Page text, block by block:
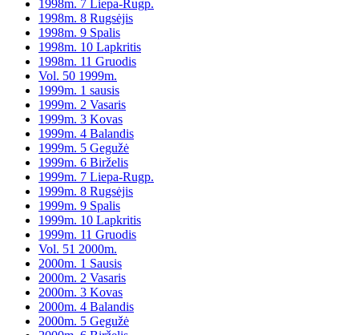
1998m. 7 Liepa-Rugp.
1998m. 8 Rugsėjis
1998m. 9 Spalis
1998m. 10 Lapkritis
1998m. 11 Gruodis
Vol. 50 1999m.
1999m. 1 sausis
1999m. 2 Vasaris
1999m. 3 Kovas
1999m. 4 Balandis
1999m. 5 Gegužė
1999m. 6 Birželis
1999m. 7 Liepa-Rugp.
1999m. 8 Rugsėjis
1999m. 9 Spalis
1999m. 10 Lapkritis
1999m. 11 Gruodis
Vol. 51 2000m.
2000m. 1 Sausis
2000m. 2 Vasaris
2000m. 3 Kovas
2000m. 4 Balandis
2000m. 5 Gegužė